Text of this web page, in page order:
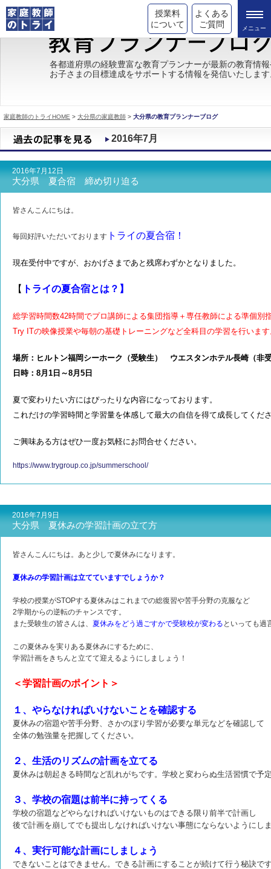
授業料
について
よくある
ご質問
トライの教育理念
成績が上がる理由
都道府県別情報
合格体験談
キャンペーン情報
各都道府県の経験豊富な教育プランナーが最新の教育情
お子さまの目標達成をサポートする情報を発信いたしま
家庭教師のトライHOME > 大分県の家庭教師 > 大分県の教育プランナーブログ
2016年7月
2016年7月12日
大分県 夏合宿 締め切り迫る
皆さんこんにちは。
毎回好評いただいております トライの夏合宿！
現在受付中ですが、おかげさまであと残席わずかとなりました。
【 トライの夏合宿とは？】
総学習時間数42時間でプロ講師による集団指導＋専任教師による準個別
Try ITの映像授業や毎朝の基礎トレーニングなど全科目の学習を行いま
場所：ヒルトン福岡シーホーク（受験生） ウエスタンホテル長崎（非
日時：8月1日～8月5日
夏で変わりたい方にはぴったりな内容になっております。
これだけの学習時間と学習量を体感して最大の自信を得て成長してくだ
ご興味ある方はぜひ一度お気軽にお問合せください。
https://www.trygroup.co.jp/summerschool/
2016年7月9日
大分県 夏休みの学習計画の立て方
皆さんこんにちは。あと少しで夏休みになります。
夏休みの学習計画は立てていますでしょうか？
学校の授業がSTOPする夏休みはこれまでの総復習や苦手分野の克服など
2学期からの逆転のチャンスです。
また受験生の皆さんは、 夏休みをどう過ごすかで受験校が変わる といっても過
この夏休みを実りある夏休みにするために、
学習計画をきちんと立てて迎えるようにしましょう！
＜学習計画のポイント＞
１、やらなければいけないことを確認する
夏休みの宿題や苦手分野、さかのぼり学習が必要な単元などを確認して
全体の勉強量を把握してください。
２、生活のリズムの計画を立てる
夏休みは朝起きる時間など乱れがちです。学校と変わらぬ生活習慣で予
３、学校の宿題は前半に持ってくる
学校の宿題などやらなければいけないものはできる限り前半で計画し
後で計画を崩してでも提出しなければいけない事態にならないように し
４、実行可能な計画にしましょう
できないことはできません。できる計画にすることが続けて行う 秘訣で